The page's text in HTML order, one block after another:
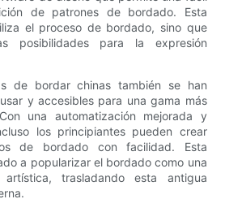
de patrones de bordado. Esta
el proceso de bordado, sino que
posibilidades para la expresión
de bordar chinas también se han
y accesibles para una gama más
una automatización mejorada y
los principiantes pueden crear
de bordado con facilidad. Esta
a popularizar el bordado como una
trasladando esta antigua